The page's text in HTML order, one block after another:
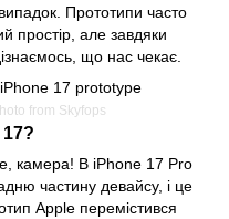
Прототипи часто
простір, але завдяки
що нас чекає.
from Skyfops
камера! В iPhone 17 Pro
частину девайсу, і це
Apple перемістився